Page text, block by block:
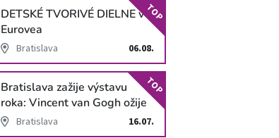
DETSKÉ TVORIVÉ DIELNE v
Eurovea
Bratislava 06.08.
TOP
Bratislava zažije výstavu
roka: Vincent van Gogh ožije
v unikátnej imerzívnej šou!
Bratislava 16.07.
TOP